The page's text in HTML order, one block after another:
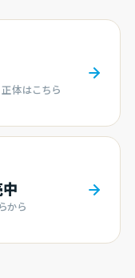
体はこちら
から